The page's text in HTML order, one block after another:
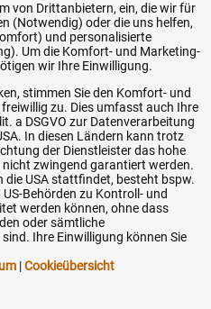
von Drittanbietern, ein, die wir für
(Notwendig) oder die uns helfen,
und personalisierte
Um die Komfort- und Marketing-
wir Ihre Einwilligung.
stimmen Sie den Komfort- und
zu. Dies umfasst auch Ihre
a DSGVO zur Datenverarbeitung
In diesen Ländern kann trotz
der Dienstleister das hohe
zwingend garantiert werden.
USA stattfindet, besteht bspw.
Behörden zu Kontroll- und
werden können, ohne dass
oder sämtliche
Ihre Einwilligung können Sie
|Cookieübersicht